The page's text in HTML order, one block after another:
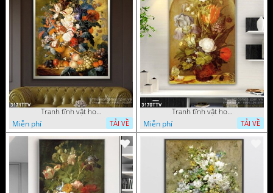
Tranh tĩnh vật hoa quả sơn dầu đẹp
Miễn phí
TẢI VỀ
Tranh tĩnh vật hoa quả sơn dầu độc đáo
Miễn phí
TẢI VỀ